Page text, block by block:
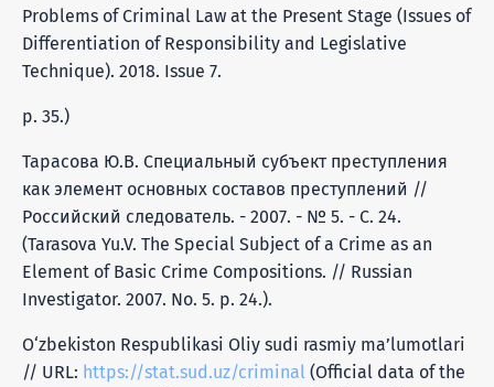
Problems of Criminal Law at the Present Stage (Issues of
Differentiation of Responsibility and Legislative
Technique). 2018. Issue 7.
p. 35.)
Тарасова Ю.В. Специальный субъект преступления
как элемент основных составов преступлений //
Российский следователь. - 2007. - № 5. - С. 24.
(Tarasova Yu.V. The Special Subject of a Crime as an
Element of Basic Crime Compositions. // Russian
Investigator. 2007. No. 5. p. 24.).
O‘zbekiston Respublikasi Oliy sudi rasmiy maʼlumotlari
// URL: https://stat.sud.uz/criminal (Official data of the